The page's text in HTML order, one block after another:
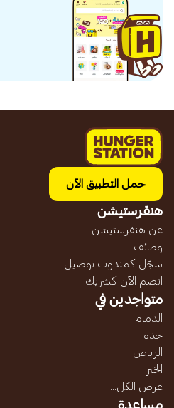
حمل التطبيق الآن
هنقرستيشن
عن هنقرستيشن
وظائف
سجّل كمندوب توصيل
انضم الآن كشريك
متواجدين في
الدمام
جده
الرياض
الخبر
عرض الكل...